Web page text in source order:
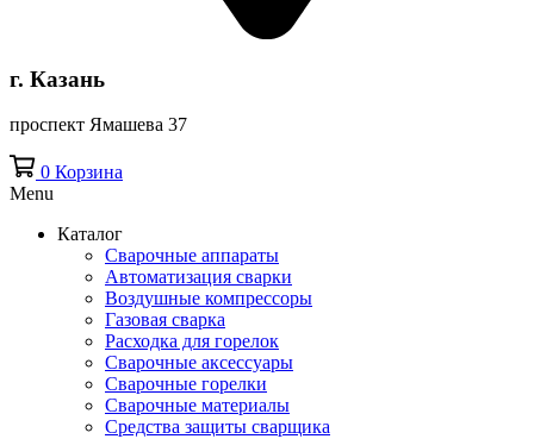
г. Казань
проспект Ямашева 37
0 Корзина
Menu
Каталог
Сварочные аппараты
Автоматизация сварки
Воздушные компрессоры
Газовая сварка
Расходка для горелок
Сварочные аксессуары
Сварочные горелки
Сварочные материалы
Средства защиты сварщика